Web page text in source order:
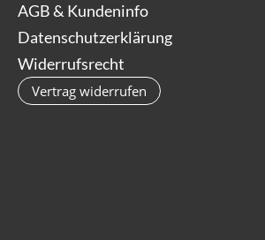
AGB & Kundeninfo
Datenschutzerklärung
Widerrufsrecht
Vertrag widerrufen